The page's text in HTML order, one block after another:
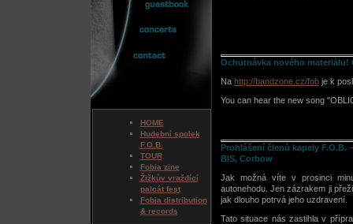
HOME
Hudební spolek
F.O.B.
TOUR
Fobia zine
Žižkův vraždící
palcát fest
Fobia distribution
& records
Ochutnávka nového materiálu!
Na http://bandzone.cz/fobje k
You can hear the new song
Prohlášení členů kapely F.O.B.
BIS, Corbow
Jak možná víte v prosinci
autonehodu. Jen zázrakem ji
jak dlouho potrvá jeho uzdravení.
Tato situace nás zastihla v